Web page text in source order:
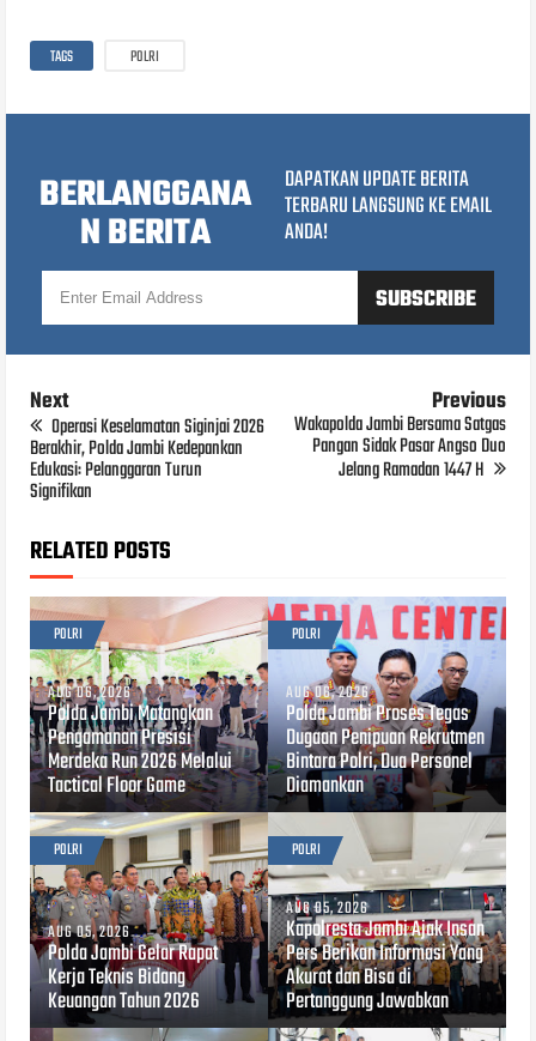
TAGS POLRI
BERLANGGANA
N BERITA
DAPATKAN UPDATE BERITA
TERBARU LANGSUNG KE EMAIL
ANDA!
Next
Operasi Keselamatan Siginjai 2026
Berakhir, Polda Jambi Kedepankan
Edukasi: Pelanggaran Turun
Signifikan
Previous
Wakapolda Jambi Bersama Satgas
Pangan Sidak Pasar Angso Duo
Jelang Ramadan 1447 H
RELATED POSTS
POLRI
AUG 06, 2026
Polda Jambi Matangkan
Pengamanan Presisi
Merdeka Run 2026 Melalui
Tactical Floor Game
POLRI
AUG 06, 2026
Polda Jambi Proses Tegas
Dugaan Penipuan Rekrutmen
Bintara Polri, Dua Personel
Diamankan
POLRI
AUG 05, 2026
Polda Jambi Gelar Rapat
Kerja Teknis Bidang
Keuangan Tahun 2026
POLRI
AUG 05, 2026
Kapolresta Jambi Ajak Insan
Pers Berikan Informasi Yang
Akurat dan Bisa di
Pertanggung Jawabkan